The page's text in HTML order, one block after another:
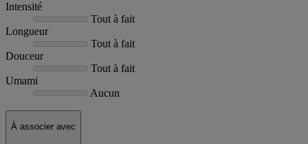
Intensité
Tout à fait
Longueur
Tout à fait
Douceur
Tout à fait
Umami
Aucun
À associer avec